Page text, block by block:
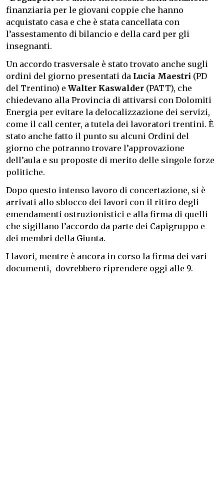
finanziaria per le giovani coppie che hanno
acquistato casa e che è stata cancellata con
l’assestamento di bilancio e della card per gli
insegnanti.
Un accordo trasversale è stato trovato anche sugli
ordini del giorno presentati da Lucia Maestri (PD
del Trentino) e Walter Kaswalder (PATT), che
chiedevano alla Provincia di attivarsi con Dolomiti
Energia per evitare la delocalizzazione dei servizi,
come il call center, a tutela dei lavoratori trentini. È
stato anche fatto il punto su alcuni Ordini del
giorno che potranno trovare l’approvazione
dell’aula e su proposte di merito delle singole forze
politiche.
Dopo questo intenso lavoro di concertazione, si è
arrivati allo sblocco dei lavori con il ritiro degli
emendamenti ostruzionistici e alla firma di quelli
che sigillano l’accordo da parte dei Capigruppo e
dei membri della Giunta.
I lavori, mentre è ancora in corso la firma dei vari
documenti, dovrebbero riprendere oggi alle 9.